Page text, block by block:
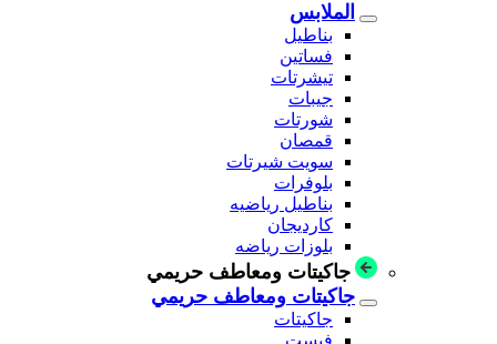
الملابس
بناطيل
فساتين
تيشرتات
جيبات
شورتات
قمصان
سويت شيرتات
بلوفرات
بناطيل رياضيه
كارديجان
بلوزات رياضه
جاكيتات ومعاطف حريمي
جاكيتات ومعاطف حريمي
جاكيتات
فيست